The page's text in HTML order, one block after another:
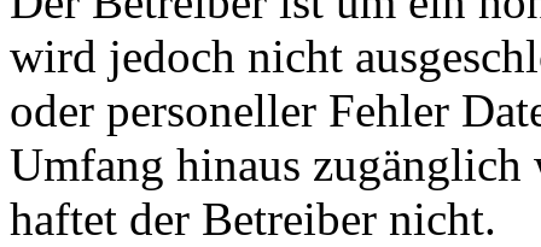
wird jedoch nicht
oder personeller Fehler
Umfang hinaus
haftet der Betreiber nicht.